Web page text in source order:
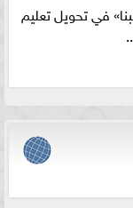
في تحويل تعليم